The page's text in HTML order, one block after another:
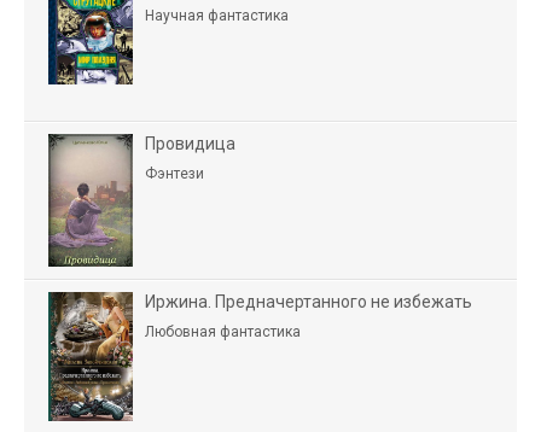
Научная фантастика
Провидица
Фэнтези
Иржина. Предначертанного не избежать
Любовная фантастика